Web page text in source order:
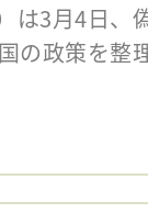
は3月4日、
の政策を整